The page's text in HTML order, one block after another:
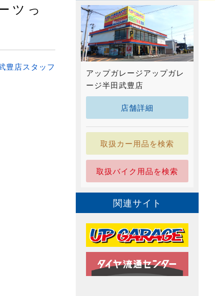
ツっ
豊店スタッフ
アップガレージアップガレ
ージ半田武豊店
店舗詳細
取扱カー用品を検索
取扱バイク用品を検索
関連サイト